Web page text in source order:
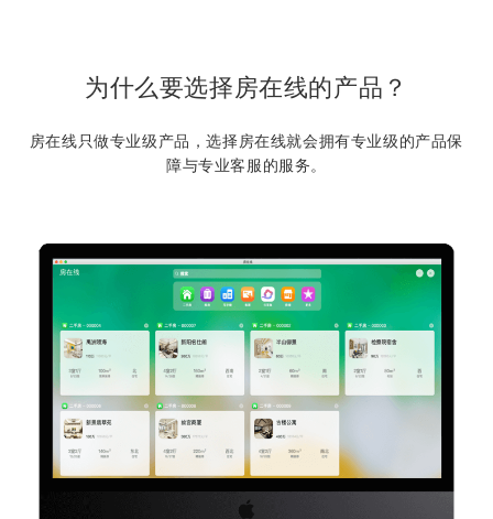
为什么要选择房在线的产品？
房在线只做专业级产品，选择房在线就会拥有专业级的产品保
障与专业客服的服务。